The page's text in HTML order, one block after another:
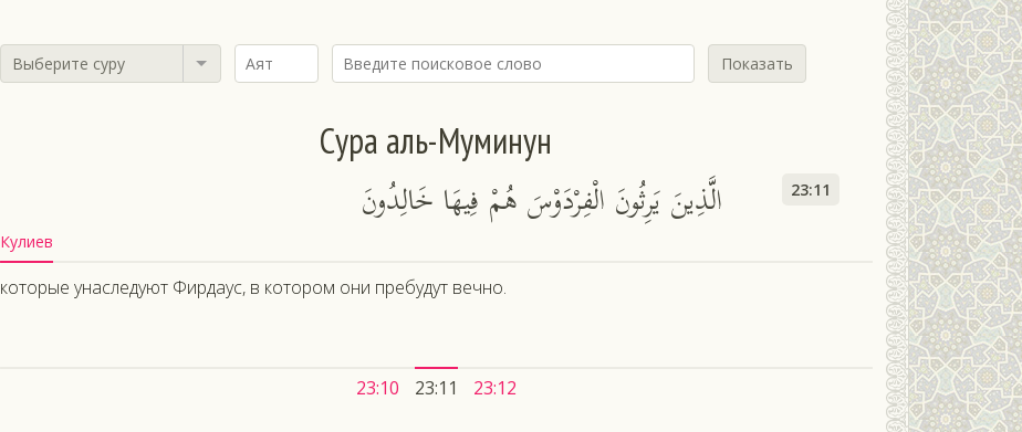
Выберите суру Показать
Сура аль-Муминун
الَّذِينَ يَرِثُونَ الْفِرْدَوْسَ هُمْ فِيهَا خَالِدُونَ 23:11
Кулиев
которые унаследуют Фирдаус, в котором они пребудут вечно.
23:10 23:11 23:12